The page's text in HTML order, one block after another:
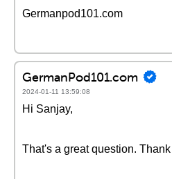
Germanpod101.com
GermanPod101.com
2024-01-11 13:59:08
Hi Sanjay,
That's a great question.